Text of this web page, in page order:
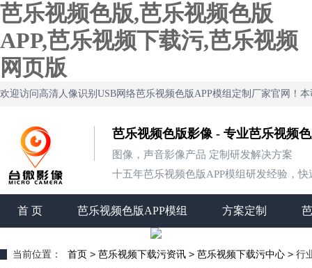
芭乐视频色版,芭乐视频色版
APP,芭乐视频下载污,芭乐视频
网页版
欢迎访问高清人像识别USB网络芭乐视频色版APP模组定制厂家官网！
芭乐视频色版影像 - 专业芭乐视频
图像，声音影像产品 定制研发解决方案
十五年芭乐视频色版APP模组研发经验，快速
首 页 芭乐视频色版APP模组 方案定制
当前位置： 首页 > 芭乐视频下载污资讯 > 芭乐视频下载污中心 > 行